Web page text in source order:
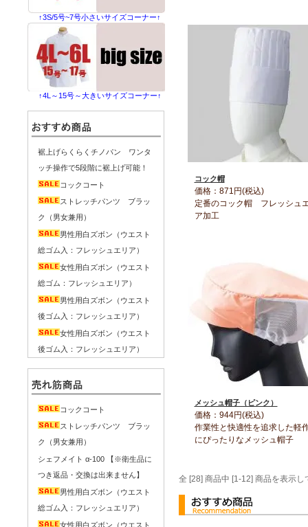
コック帽
価格：871円(税込)
定番のコック帽 フレッシュ
ア加工
メッシュ帽子（ピンク）
価格：944円(税込)
作業性と快適性を追求した軽
にぴったりなメッシュ帽子
全 [28] 商品中 [1-12] 商品を表示
↑3S/5号~7号小さいサイズコーナー↑
↑4L～15号～大きいサイズコーナー↑
裾上げらくらくチノパン ワンタ
ッチ操作で5段階に裾上げ可能！
コックコート
ストレッチパンツ ブラッ
ク（男女兼用）
男性用白ズボン（ウエスト
総ゴム入：フレッシュエリア）
女性用白ズボン（ウエスト
総ゴム：フレッシュエリア）
男性用白ズボン（ウエスト
後ゴム入：フレッシュエリア）
女性用白ズボン（ウエスト
後ゴム入：フレッシュエリア）
コックコート
ストレッチパンツ ブラッ
ク（男女兼用）
シェフメイト α-100 【※衛生品に
つき返品・交換は出来ません】
男性用白ズボン（ウエスト
総ゴム入：フレッシュエリア）
女性用白ズボン（ウエスト